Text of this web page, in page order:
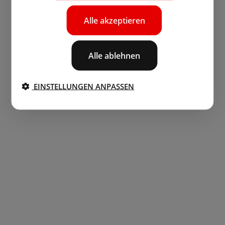
Alle akzeptieren
Alle ablehnen
EINSTELLUNGEN ANPASSEN